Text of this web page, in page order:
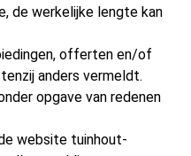
de werkelijke lengte kan
offerten en/of
anders vermeldt.
opgave van redenen
website tuinhout-